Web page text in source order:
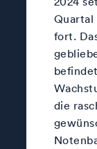
Quartal
fort.
die